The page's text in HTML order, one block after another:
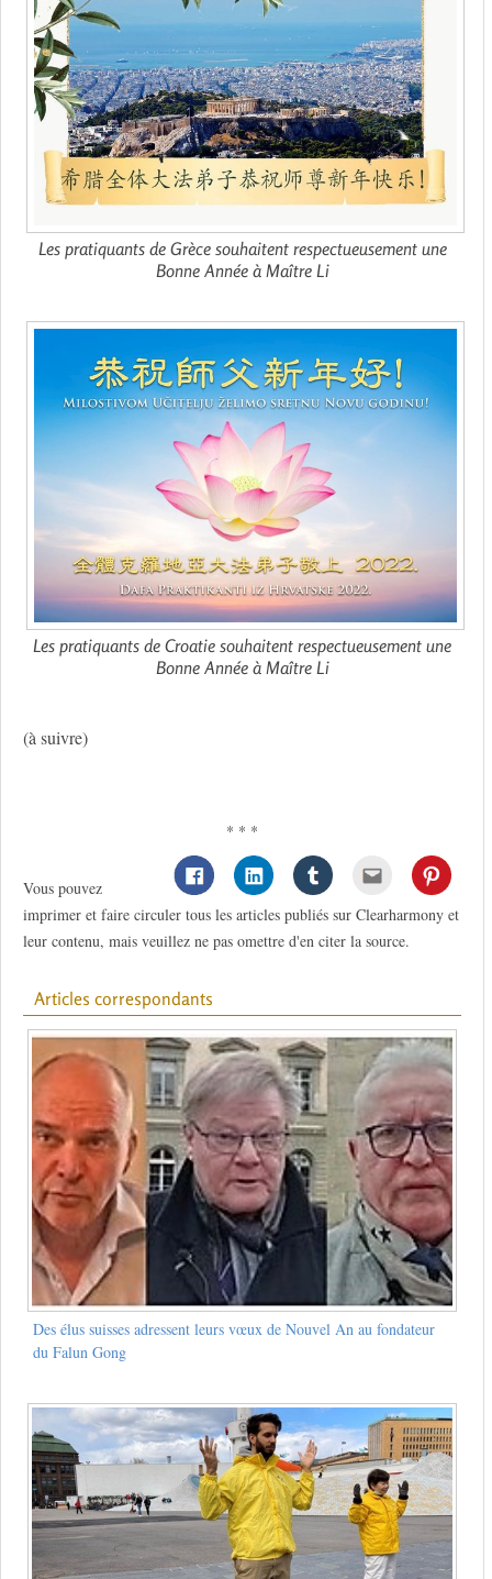
Les pratiquants de Grèce souhaitent respectueusement une
Bonne Année à Maître Li
Les pratiquants de Croatie souhaitent respectueusement une
Bonne Année à Maître Li
(à suivre)
* * *
Vous pouvez
imprimer et faire circuler tous les articles publiés sur Clearharmony et
leur contenu, mais veuillez ne pas omettre d'en citer la source.
Articles correspondants
Des élus suisses adressent leurs vœux de Nouvel An au fondateur
du Falun Gong